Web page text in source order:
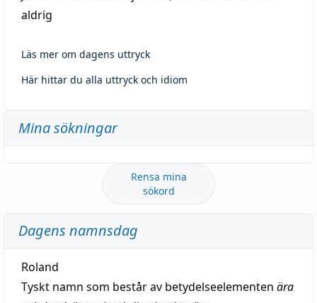
aldrig
Läs mer om dagens uttryck
Här hittar du alla uttryck och idiom
Mina sökningar
Rensa mina
sökord
Dagens namnsdag
Roland
Tyskt namn som består av betydelseelementen ära